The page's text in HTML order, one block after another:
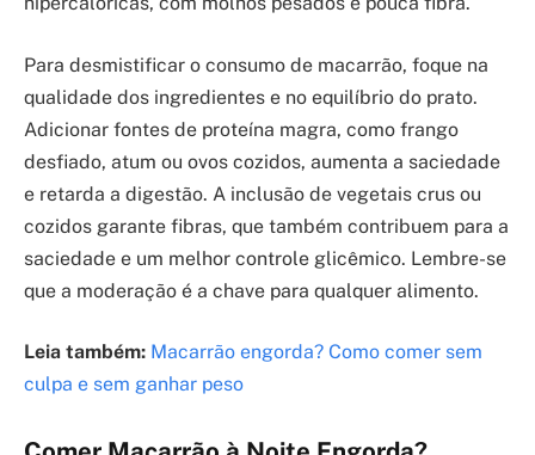
Para desmistificar o consumo de macarrão, foque na
qualidade dos ingredientes e no equilíbrio do prato.
Adicionar fontes de proteína magra, como frango
desfiado, atum ou ovos cozidos, aumenta a saciedade
e retarda a digestão. A inclusão de vegetais crus ou
cozidos garante fibras, que também contribuem para a
saciedade e um melhor controle glicêmico. Lembre-se
que a moderação é a chave para qualquer alimento.
Leia também: Macarrão engorda? Como comer sem
culpa e sem ganhar peso